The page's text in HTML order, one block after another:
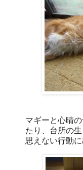
マギーと心晴
たり、台所の
思えない行動